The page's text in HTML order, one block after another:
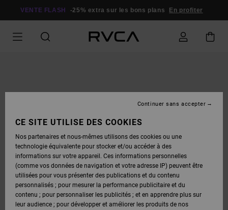
VENTE FLASH -25% extra sur les bons plans En profiter
CE SITE UTILISE DES COOKIES
Nos partenaires et nous-mêmes utilisons des cookies ou une
technologie équivalente pour stocker et/ou accéder à des
informations sur votre appareil. Ces informations personnelles
(comme vos données de navigation et votre adresse IP) peuvent être
utilisées pour vous présenter des publications et du contenu
personnalisés ; pour mesurer la performance publicitaire et du
contenu ; pour personnaliser les publicités ; et en apprendre plus sur
leur audience ; pour développer et améliorer les produits de nos
Continuer sans accepter